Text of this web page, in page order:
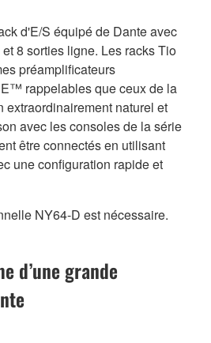
d'E/S équipé de Dante avec
8 sorties ligne. Les racks Tio
préamplificateurs
rappelables que ceux de la
extraordinairement naturel et
avec les consoles de la série
être connectés en utilisant
une configuration rapide et
NY64-D est nécessaire.
d’une grande